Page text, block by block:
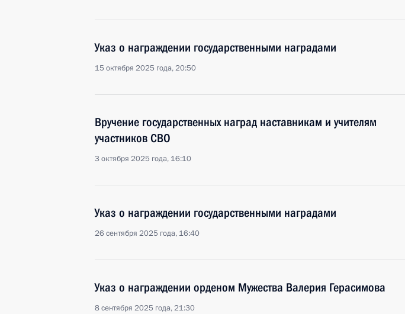
Указ о награждении государственными наградами
15 октября 2025 года, 20:50
Вручение государственных наград наставникам и учителям
участников СВО
3 октября 2025 года, 16:10
Указ о награждении государственными наградами
26 сентября 2025 года, 16:40
Указ о награждении орденом Мужества Валерия Герасимова
8 сентября 2025 года, 21:30